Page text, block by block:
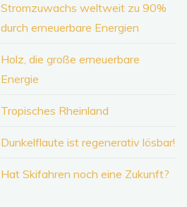
Stromzuwachs weltweit zu 90%
durch erneuerbare Energien
Holz, die große erneuerbare
Energie
Tropisches Rheinland
Dunkelflaute ist regenerativ lösbar!
Hat Skifahren noch eine Zukunft?